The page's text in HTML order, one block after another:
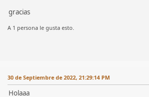
gracias
A 1 persona le gusta esto.
30 de Septiembre de 2022, 21:29:14 PM
Holaaa